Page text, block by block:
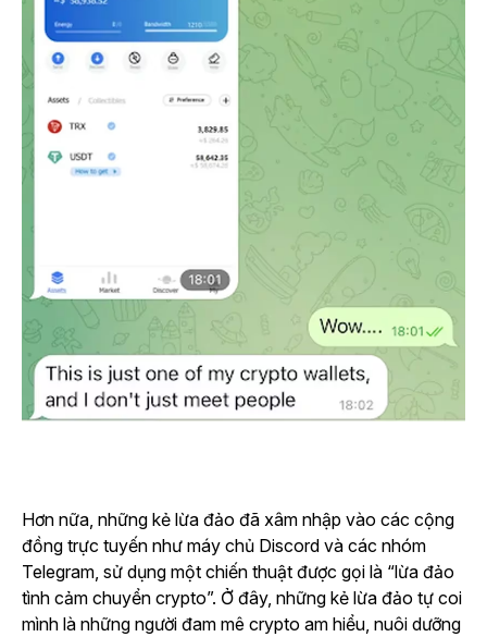
Hơn nữa, những kẻ lừa đảo đã xâm nhập vào các cộng
đồng trực tuyến như máy chủ Discord và các nhóm
Telegram, sử dụng một chiến thuật được gọi là “lừa đảo
tình cảm chuyển crypto”. Ở đây, những kẻ lừa đảo tự coi
mình là những người đam mê crypto am hiểu, nuôi dưỡng